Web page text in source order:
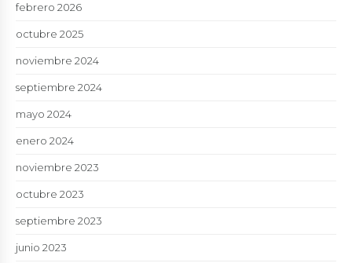
febrero 2026
octubre 2025
noviembre 2024
septiembre 2024
mayo 2024
enero 2024
noviembre 2023
octubre 2023
septiembre 2023
junio 2023